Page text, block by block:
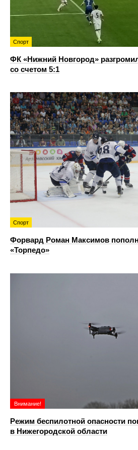
Спорт
ФК «Нижний Новгород»
со счетом 5:1
Спорт
Форвард Роман Максимов
«Торпедо»
Внимание!
Режим беспилотной опасности
в Нижегородской области